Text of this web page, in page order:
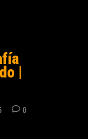
|
0